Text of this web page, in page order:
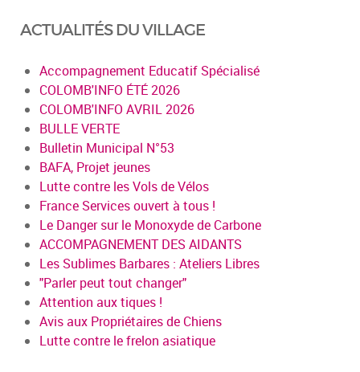
ACTUALITÉS DU VILLAGE
Accompagnement Educatif Spécialisé
COLOMB'INFO ÉTÉ 2026
COLOMB'INFO AVRIL 2026
BULLE VERTE
Bulletin Municipal N°53
BAFA, Projet jeunes
Lutte contre les Vols de Vélos
France Services ouvert à tous !
Le Danger sur le Monoxyde de Carbone
ACCOMPAGNEMENT DES AIDANTS
Les Sublimes Barbares : Ateliers Libres
"Parler peut tout changer"
Attention aux tiques !
Avis aux Propriétaires de Chiens
Lutte contre le frelon asiatique